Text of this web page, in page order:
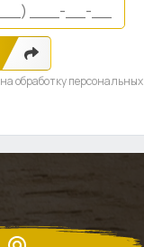
на обработку персональных